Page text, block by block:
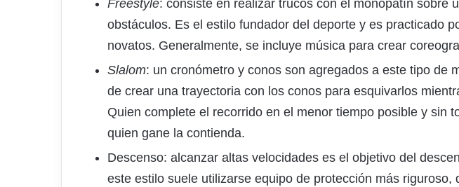
Freestyle: consiste en realizar trucos con el monopatín sobre
obstáculos. Es el estilo fundador del deporte y es practicado
novatos. Generalmente, se incluye música para crear
Slalom: un cronómetro y conos son agregados a este tipo de
de crear una trayectoria con los conos para esquivarlos
Quien complete el recorrido en el menor tiempo posible y sin
quien gane la contienda.
Descenso: alcanzar altas velocidades es el objetivo del
este estilo suele utilizarse equipo de protección más riguroso,